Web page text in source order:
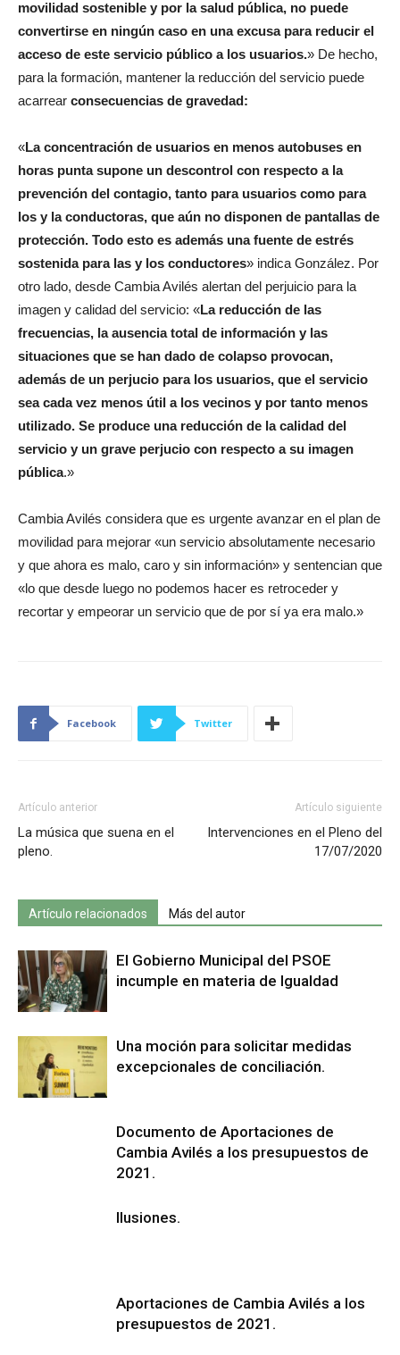
movilidad sostenible y por la salud pública, no puede
convertirse en ningún caso en una excusa para reducir el
acceso de este servicio público a los usuarios.» De hecho,
para la formación, mantener la reducción del servicio puede
acarrear consecuencias de gravedad:
«La concentración de usuarios en menos autobuses en
horas punta supone un descontrol con respecto a la
prevención del contagio, tanto para usuarios como para
los y la conductoras, que aún no disponen de pantallas de
protección. Todo esto es además una fuente de estrés
sostenida para las y los conductores» indica González. Por
otro lado, desde Cambia Avilés alertan del perjuicio para la
imagen y calidad del servicio: «La reducción de las
frecuencias, la ausencia total de información y las
situaciones que se han dado de colapso provocan,
además de un perjucio para los usuarios, que el servicio
sea cada vez menos útil a los vecinos y por tanto menos
utilizado. Se produce una reducción de la calidad del
servicio y un grave perjucio con respecto a su imagen
pública.»
Cambia Avilés considera que es urgente avanzar en el plan de
movilidad para mejorar «un servicio absolutamente necesario
y que ahora es malo, caro y sin información» y sentencian que
«lo que desde luego no podemos hacer es retroceder y
recortar y empeorar un servicio que de por sí ya era malo.»
Facebook Twitter
Artículo anterior
La música que suena en el
pleno.
Artículo siguiente
Intervenciones en el Pleno del
17/07/2020
Artículo relacionados Más del autor
El Gobierno Municipal del PSOE
incumple en materia de Igualdad
Una moción para solicitar medidas
excepcionales de conciliación.
Documento de Aportaciones de
Cambia Avilés a los presupuestos de
2021.
Ilusiones.
Aportaciones de Cambia Avilés a los
presupuestos de 2021.